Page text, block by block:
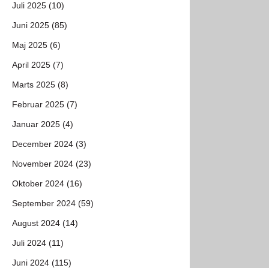
Juli 2025 (10)
Juni 2025 (85)
Maj 2025 (6)
April 2025 (7)
Marts 2025 (8)
Februar 2025 (7)
Januar 2025 (4)
December 2024 (3)
November 2024 (23)
Oktober 2024 (16)
September 2024 (59)
August 2024 (14)
Juli 2024 (11)
Juni 2024 (115)